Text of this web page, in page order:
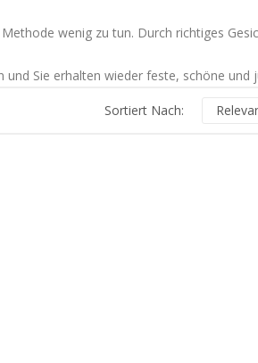
wenig zu tun. Durch richtiges
Sie erhalten wieder feste, schöne und
Sortiert Nach: